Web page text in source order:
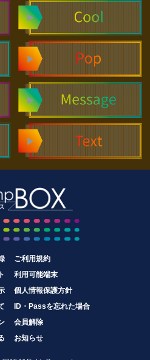
ご利用規約
利用可能端末
個人情報保護方針
ID・Passを忘れた場合
会員解除
お知らせ